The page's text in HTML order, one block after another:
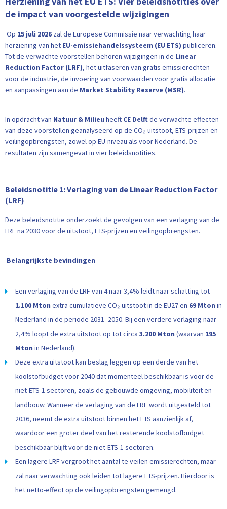
de impact van voorgestelde wijzigingen
Op 15 juli 2026 zal de Europese Commissie naar verwachting haar
herziening van het EU-emissiehandelssysteem (EU ETS) publiceren.
Tot de verwachte voorstellen behoren wijzigingen in de Linear
Reduction Factor (LRF), het uitfaseren van gratis emissierechten
voor de industrie, de invoering van voorwaarden voor gratis allocatie
en aanpassingen aan de Market Stability Reserve (MSR).
In opdracht van Natuur & Milieu heeft CE Delftde verwachte effecten
van deze voorstellen geanalyseerd op de CO₂-uitstoot, ETS-prijzen en
veilingopbrengsten, zowel op EU-niveau als voor Nederland. De
resultaten zijn samengevat in vier beleidsnotities.
Beleidsnotitie 1: Verlaging van de Linear Reduction Factor
(LRF)
Deze beleidsnotitie onderzoekt de gevolgen van een verlaging van de
LRF na 2030 voor de uitstoot, ETS-prijzen en veilingopbrengsten.
Belangrijkste bevindingen
Een verlaging van de LRF van 4 naar 3,4% leidt naar schatting tot
1.100 Mton extra cumulatieve CO₂-uitstoot in de EU27 en 69 Mton in
Nederland in de periode 2031–2050. Bij een verdere verlaging naar
2,4% loopt de extra uitstoot op tot circa 3.200 Mton (waarvan 195
Mton in Nederland).
Deze extra uitstoot kan beslag leggen op een derde van het
koolstofbudget voor 2040 dat momenteel beschikbaar is voor de
niet-ETS-1 sectoren, zoals de gebouwde omgeving, mobiliteit en
landbouw. Wanneer de verlaging van de LRF wordt uitgesteld tot
2036, neemt de extra uitstoot binnen het ETS aanzienlijk af,
waardoor een groter deel van het resterende koolstofbudget
beschikbaar blijft voor de niet-ETS-1 sectoren.
Een lagere LRF vergroot het aantal te veilen emissierechten, maar
zal naar verwachting ook leiden tot lagere ETS-prijzen. Hierdoor is
het netto-effect op de veilingopbrengsten gemengd.